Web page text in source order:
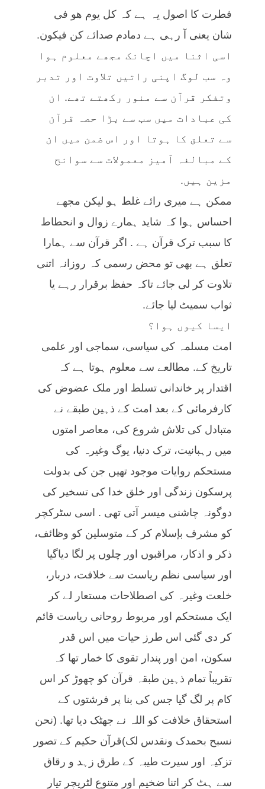
فطرت کا اصول یہ ہے کہ کل یوم ھو فی
شان یعنی آ رہی ہے دمادم صدائے کن فیکون.
اسی اثنا میں اچانک مجھے معلوم ہوا
وہ سب لوگ اپنی راتیں تلاوت اور تدبر
وتفکر قرآن سے منور رکھتے تھے. ان
کی عبادات میں سب سے بڑا حصہ قرآن
سے تعلق کا ہوتا اور اس ضمن میں ان
کے مبالغہ آمیز معمولات سے سوانح
مزین ہیں.
ممکن ہے میری رائے غلط ہو لیکن مجھے
احساس ہوا کہ شاید ہمارے زوال و انحطاط
کا سبب ترک قرآن ہے . اگر قرآن سے ہمارا
تعلق ہے بھی تو محض رسمی کہ روزانہ اتنی
تلاوت کر لی جائے تاکہ حفظ برقرار رہے یا
ثواب سمیٹ لیا جائے.
ایسا کیوں ہوا؟
امت مسلمہ کی سیاسی، سماجی اور علمی
تاریخ کے. مطالعے سے معلوم ہوتا ہے کہ
اقتدار پر خاندانی تسلط اور ملک عضوض کی
کارفرمائی کے بعد امت کے ذہین طبقے نے
متبادل کی تلاش شروع کی، معاصر امتوں
میں رہبانیت، ترک دنیا، یوگ وغیرہ کی
مستحکم روایات موجود تھیں جن کی بدولت
پرسکون زندگی اور خلق خدا کی تسخیر کی
دوگونہ چاشنی میسر آتی تھی . اسی سٹرکچر
کو مشرف بإسلام کر کے متوسلین کو وظائف،
ذکر و اذکار، مراقبوں اور چلوں پر لگا دیاگیا
اور سیاسی نظم ریاست سے خلافت، دربار،
خلعت وغیرہ کی اصطلاحات مستعار لے کر
ایک مستحکم اور مربوط روحانی ریاست قائم
کر دی گئی اس طرز حیات میں اس قدر
سکون، امن اور پندار تقوی کا خمار تھا کہ
تقریباً تمام ذہین طبقہ قرآن کو چھوڑ کر اس
کام پر لگ گیا جس کی بنا پر فرشتوں کے
استحقاق خلافت کو اللہ نے جھٹک دیا تھا. (نحن
نسبح بحمدک ونقدس لک)قرآن حکیم کے تصور
تزکیہ اور سیرت طیبہ کے طرق زہد و رقاق
سے ہٹ کر اتنا ضخیم اور متنوع لٹریچر تیار